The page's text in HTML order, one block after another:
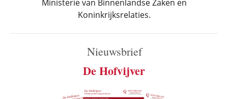
Ministerie van Binnenlandse Zaken en
Koninkrijksrelaties.
Nieuwsbrief
De Hofvijver